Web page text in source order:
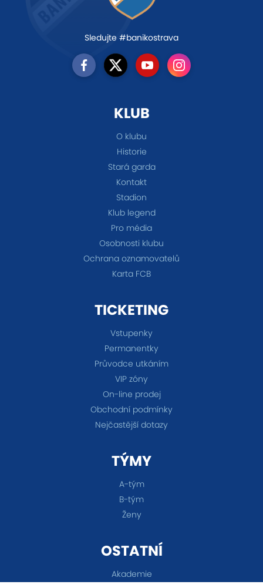
Sledujte #banikostrava
KLUB
O klubu
Historie
Stará garda
Kontakt
Stadion
Klub legend
Pro média
Osobnosti klubu
Ochrana oznamovatelů
Karta FCB
TICKETING
Vstupenky
Permanentky
Průvodce utkáním
VIP zóny
On-line prodej
Obchodní podmínky
Nejčastější dotazy
TÝMY
A-tým
B-tým
Ženy
OSTATNÍ
Akademie